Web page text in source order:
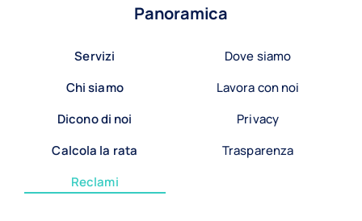
Panoramica
Servizi
Chi siamo
Dicono di noi
Calcola la rata
Reclami
Dove siamo
Lavora con noi
Privacy
Trasparenza